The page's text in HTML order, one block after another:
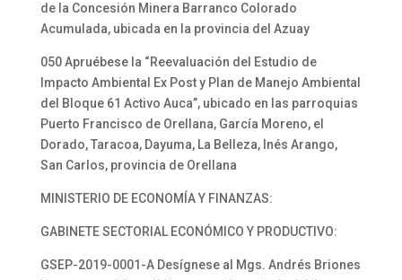
de la Concesión Minera Barranco Colorado
Acumulada, ubicada en la provincia del Azuay
050 Apruébese la “Reevaluación del Estudio de
Impacto Ambiental Ex Post y Plan de Manejo Ambiental
del Bloque 61 Activo Auca”, ubicado en las parroquias
Puerto Francisco de Orellana, García Moreno, el
Dorado, Taracoa, Dayuma, La Belleza, Inés Arango,
San Carlos, provincia de Orellana
MINISTERIO DE ECONOMÍA Y FINANZAS:
GABINETE SECTORIAL ECONÓMICO Y PRODUCTIVO:
GSEP-2019-0001-A Desígnese al Mgs. Andrés Briones